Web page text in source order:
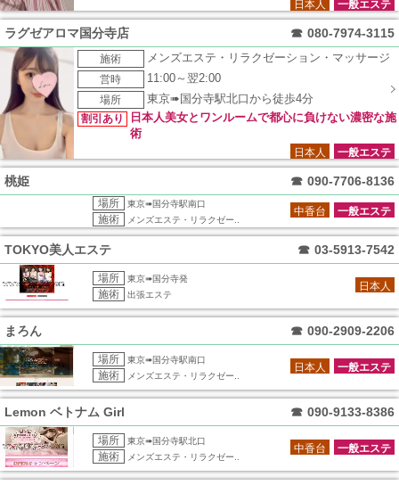
一般エステ
日本人
ラグゼアロマ国分寺店 ☎ 080-7974-3115
施術
メンズエステ・リラクゼーション・マッサージ
営時
11:00～翌2:00
場所
東京➠国分寺駅北口から徒歩4分
割引あり
日本人美女とワンルームで都心に負けない濃密な施
術
一般エステ
日本人
桃姫 ☎ 090-7706-8136
場所 東京➠国分寺駅南口
施術 メンズエステ・リラクゼー..
一般エステ
中香台
TOKYO美人エステ ☎ 03-5913-7542
場所 東京➠国分寺発
施術 出張エステ
日本人
まろん ☎ 090-2909-2206
場所 東京➠国分寺駅南口
施術 メンズエステ・リラクゼー..
一般エステ
日本人
Lemon ベトナム Girl ☎ 090-9133-8386
場所 東京➠国分寺駅北口
施術 メンズエステ・リラクゼー..
一般エステ
中香台